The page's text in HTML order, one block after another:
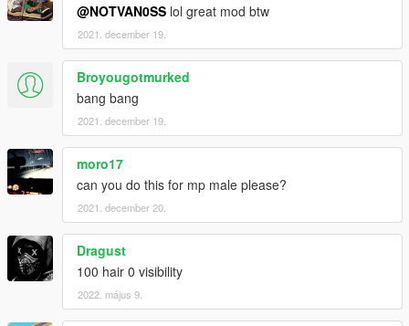
@NOTVAN0SS lol great mod btw
2021. december 19.
Broyougotmurked
bang bang
2021. december 19.
moro17
can you do this for mp male please?
2021. december 20.
Dragust
100 hair 0 visibility
2022. május 9.